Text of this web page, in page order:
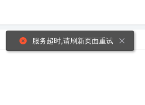
服务超时,请刷新页面重试